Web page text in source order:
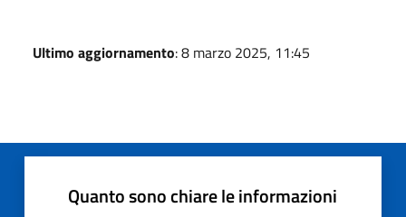
Ultimo aggiornamento: 8 marzo 2025, 11:45
Quanto sono chiare le informazioni